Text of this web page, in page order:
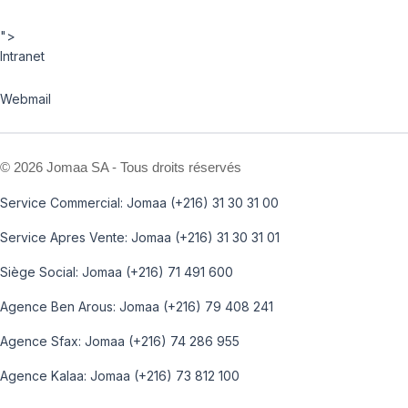
">
Intranet
Webmail
© 2026 Jomaa SA - Tous droits réservés
Service Commercial: Jomaa (+216) 31 30 31 00
Service Apres Vente: Jomaa (+216) 31 30 31 01
Siège Social: Jomaa (+216) 71 491 600
Agence Ben Arous: Jomaa (+216) 79 408 241
Agence Sfax: Jomaa (+216) 74 286 955
Agence Kalaa: Jomaa (+216) 73 812 100